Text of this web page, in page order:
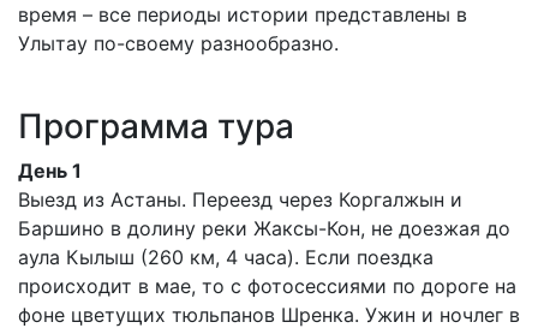
время – все периоды истории представлены в
Улытау по-своему разнообразно.
Программа тура
День 1
Выезд из Астаны. Переезд через Коргалжын и
Баршино в долину реки Жаксы-Кон, не доезжая до
аула Кылыш (260 км, 4 часа). Если поездка
происходит в мае, то с фотосессиями по дороге на
фоне цветущих тюльпанов Шренка. Ужин и ночлег в